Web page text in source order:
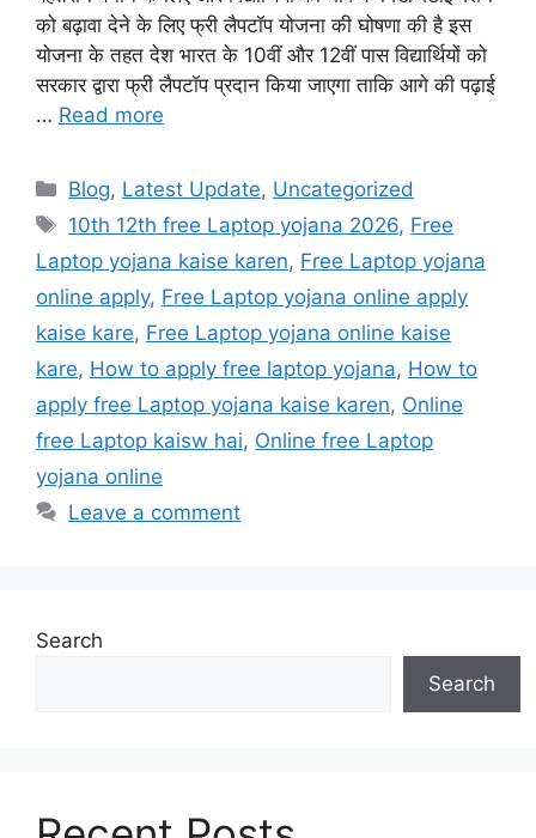
को बढ़ावा देने के लिए फ्री लैपटॉप योजना की घोषणा की है इस
योजना के तहत देश भारत के 10वीं और 12वीं पास विद्यार्थियों को
सरकार द्वारा फ्री लैपटॉप प्रदान किया जाएगा ताकि आगे की पढ़ाई
… Read more
Categories
Blog, Latest Update, Uncategorized
Tags
10th 12th free Laptop yojana 2026, Free
Laptop yojana kaise karen, Free Laptop yojana
online apply, Free Laptop yojana online apply
kaise kare, Free Laptop yojana online kaise
kare, How to apply free laptop yojana, How to
apply free Laptop yojana kaise karen, Online
free Laptop kaisw hai, Online free Laptop
yojana online
Leave a comment
Search
Search